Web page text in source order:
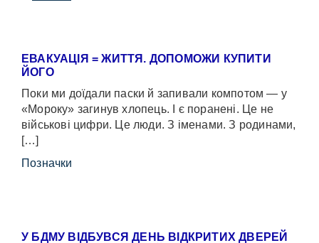
ЕВАКУАЦІЯ = ЖИТТЯ. ДОПОМОЖИ КУПИТИ
ЙОГО
Поки ми доїдали паски й запивали компотом — у
«Мороку» загинув хлопець. І є поранені. Це не
військові цифри. Це люди. З іменами. З родинами,
[…]
Позначки
У БДМУ ВІДБУВСЯ ДЕНЬ ВІДКРИТИХ ДВЕРЕЙ